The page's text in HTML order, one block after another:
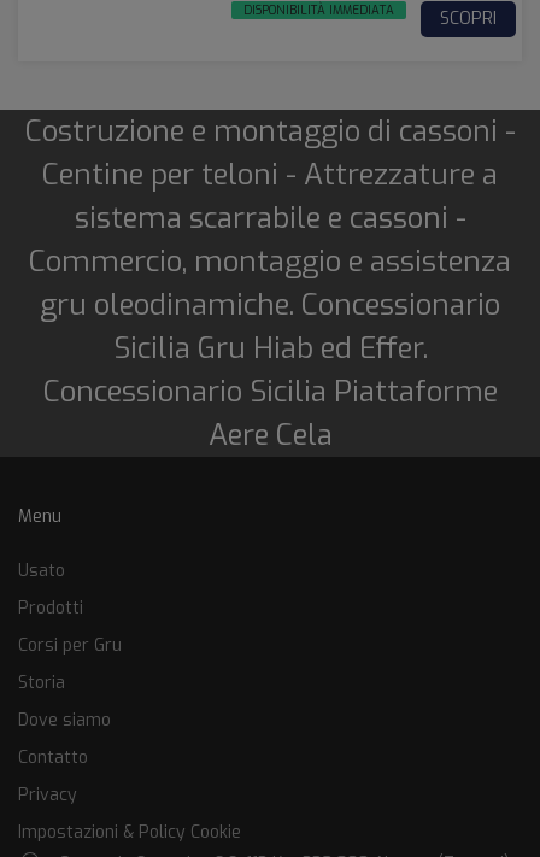
DISPONIBILITÀ IMMEDIATA SCOPRI
Costruzione e montaggio di cassoni -
Centine per teloni - Attrezzature a
sistema scarrabile e cassoni -
Commercio, montaggio e assistenza
gru oleodinamiche. Concessionario
Sicilia Gru Hiab ed Effer.
Concessionario Sicilia Piattaforme
Aere Cela
Menu
Usato
Prodotti
Corsi per Gru
Storia
Dove siamo
Contatto
Privacy
Impostazioni & Policy Cookie